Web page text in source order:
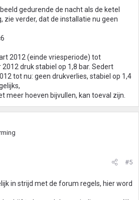
gedurende de nacht als de ketel
zie verder, dat de installatie nu geen
2012 (einde vriesperiode) tot
druk stabiel op 1,8 bar. Sedert
tot nu: geen drukverlies, stabiel op 1,4
meer hoeven bijvullen, kan toeval zijn.
#5
in strijd met de forum regels, hier word